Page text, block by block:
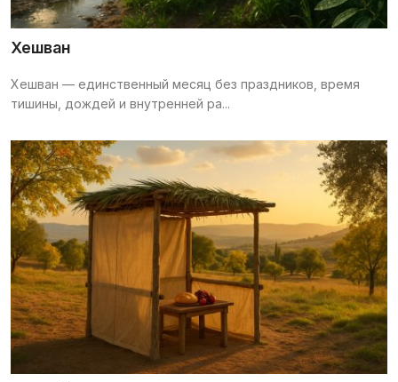
Хешван
Хешван — единственный месяц без праздников, время
тишины, дождей и внутренней ра...